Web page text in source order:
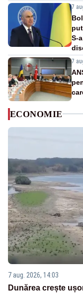
7
S-
7
ECONOMIE
7 aug. 2026, 14:03
Dunărea crește